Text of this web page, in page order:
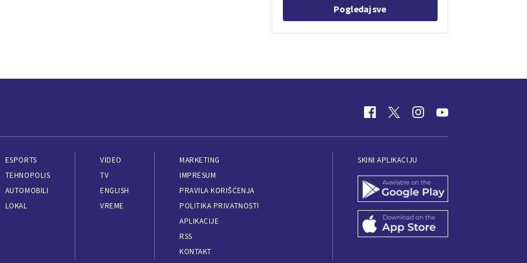
Pogledaj sve
ESPORTS
TEHNOPOLIS
AUTOMOBILI
LOKAL
VIDEO
TV
ENGLISH
VREME
MARKETING
IMPRESUM
PRAVILA KORIŠĆENJA
POLITIKA PRIVATNOSTI
APLIKACIJE
RSS
KONTAKT
SKINI APLIKACIJU